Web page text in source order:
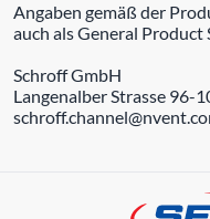
Angaben gemäß der
auch als General Product
Schroff GmbH
Langenalber Strasse 96-